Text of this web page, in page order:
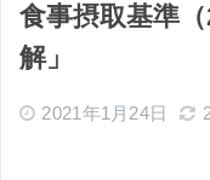
食事摂取基準
解」
2021年1月24日